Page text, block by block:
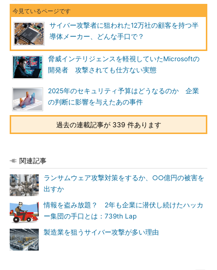
サイバー攻撃者に狙われた12万社の顧客を持つ半
導体メーカー、どんな手口で？
脅威インテリジェンスを軽視していたMicrosoftの
開発者 攻撃されても仕方ない実態
2025年のセキュリティ予算はどうなるのか 企業
の判断に影響を与えたあの事件
過去の連載記事が 339 件あります
関連記事
ランサムウェア攻撃対策をするか、○○億円の被害を
出すか
情報を盗み放題？ 2年も企業に潜伏し続けたハッカ
ー集団の手口とは：739th Lap
製造業を狙うサイバー攻撃が多い理由